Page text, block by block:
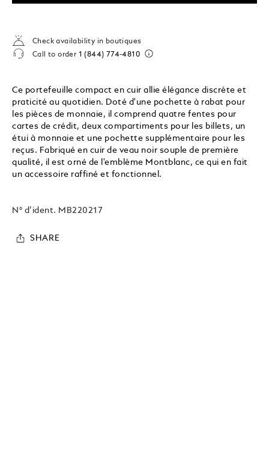
Check availability in boutiques
Call to order 1 (844) 774-4810
Ce portefeuille compact en cuir allie élégance discrète et
praticité au quotidien. Doté d'une pochette à rabat pour
les pièces de monnaie, il comprend quatre fentes pour
cartes de crédit, deux compartiments pour les billets, un
étui à monnaie et une pochette supplémentaire pour les
reçus. Fabriqué en cuir de veau noir souple de première
qualité, il est orné de l'emblème Montblanc, ce qui en fait
un accessoire raffiné et fonctionnel.
N° d’ident. MB220217
SHARE